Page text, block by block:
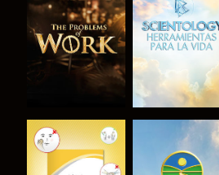
EXPLORA LAS
SERIES
EXPLORA LAS
SERIES
VE VE